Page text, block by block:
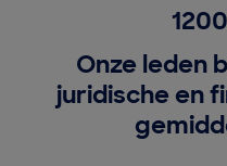
Onze leden
juridische en